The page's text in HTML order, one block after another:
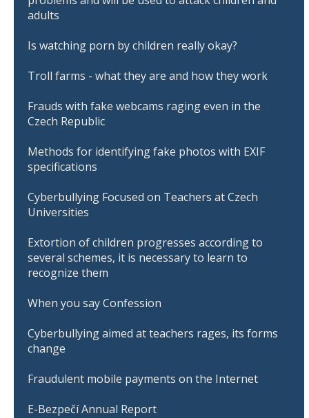
adults
Is watching porn by children really okay?
Troll farms - what they are and how they work
Frauds with fake webcams raging even in the
Czech Republic
Methods for identifying fake photos with EXIF
specifications
Cyberbullying Focused on Teachers at Czech
Universities
Extortion of children progresses according to
several schemes, it is necessary to learn to
recognize them
When you say Confession
Cyberbullying aimed at teachers rages, its forms
change
Fraudulent mobile payments on the Internet
E-Bezpečí Annual Report